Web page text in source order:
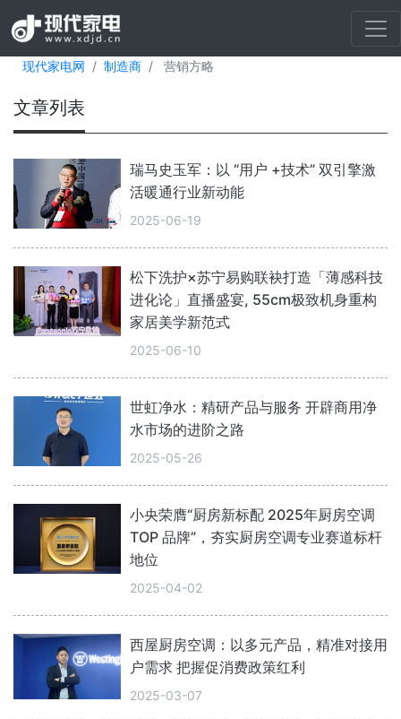
现代家电网 制造商 营销方略
文章列表
瑞马史玉军：以 “用户 +技术” 双引擎激
活暖通行业新动能
2025-06-19
松下洗护×苏宁易购联袂打造「薄感科技
进化论」直播盛宴, 55cm极致机身重构
家居美学新范式
2025-06-10
世虹净水：精研产品与服务 开辟商用净
水市场的进阶之路
2025-05-26
小央荣膺“厨房新标配 2025年厨房空调
TOP 品牌”，夯实厨房空调专业赛道标杆
地位
2025-04-02
西屋厨房空调：以多元产品，精准对接用
户需求 把握促消费政策红利
2025-03-07